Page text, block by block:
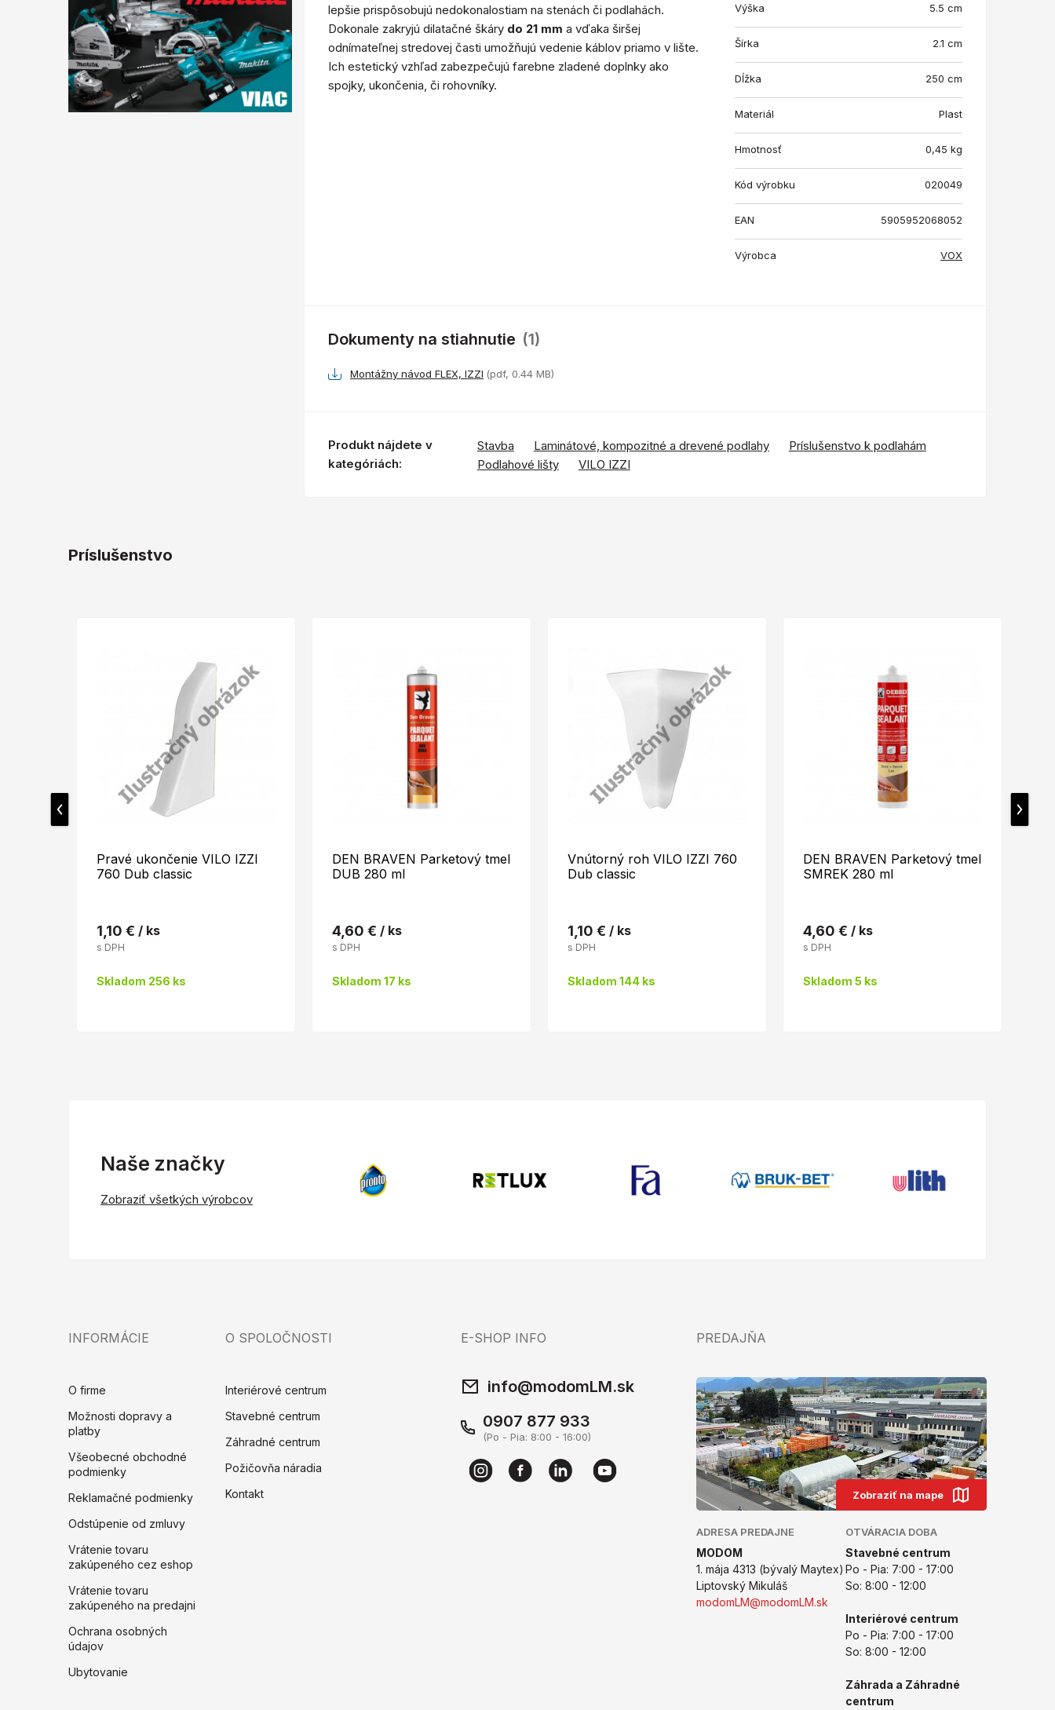
lepšie prispôsobujú nedokonalostiam na stenách či podlahách.
Dokonale zakryjú dilatačné škáry do 21 mm a vďaka širšej
odnímateľnej stredovej časti umožňujú vedenie káblov priamo v lište.
Ich estetický vzhľad zabezpečujú farebne zladené doplnky ako
spojky, ukončenia, či rohovníky.
Výška 5.5 cm
Šírka 2.1 cm
Dĺžka 250 cm
Materiál Plast
Hmotnosť 0,45 kg
Kód výrobku 020049
EAN 5905952068052
Výrobca VOX
Dokumenty na stiahnutie (1)
Montážny návod FLEX, IZZI (pdf, 0.44 MB)
Produkt nájdete v
kategóriách:
Stavba Laminátové, kompozitné a drevené podlahy
Príslušenstvo k podlahám
Podlahové lišty
VILO IZZI
Príslušenstvo
Pravé ukončenie VILO IZZI
760 Dub classic
1,10 € / ks
s DPH
Skladom 256 ks
DEN BRAVEN Parketový tmel
DUB 280 ml
4,60 € / ks
s DPH
Skladom 17 ks
Vnútorný roh VILO IZZI 760
Dub classic
1,10 € / ks
s DPH
Skladom 144 ks
DEN BRAVEN Parketový tmel
SMREK 280 ml
4,60 € / ks
s DPH
Skladom 5 ks
Naše značky
Zobraziť všetkých výrobcov
INFORMÁCIE
O firme
Možnosti dopravy a
platby
Všeobecné obchodné
podmienky
Reklamačné podmienky
Odstúpenie od zmluvy
Vrátenie tovaru
zakúpeného cez eshop
Vrátenie tovaru
zakúpeného na predajni
Ochrana osobných
údajov
Ubytovanie
O SPOLOČNOSTI
Interiérové centrum
Stavebné centrum
Záhradné centrum
Požičovňa náradia
Kontakt
E-SHOP INFO
info@modomLM.sk
0907 877 933
(Po - Pia: 8:00 - 16:00)
PREDAJŇA
Zobraziť na mape
ADRESA PREDAJNE
MODOM
1. mája 4313 (bývalý Maytex)
Liptovský Mikuláš
modomLM@modomLM.sk
OTVÁRACIA DOBA
Stavebné centrum
Po - Pia: 7:00 - 17:00
So: 8:00 - 12:00
Interiérové centrum
Po - Pia: 7:00 - 17:00
So: 8:00 - 12:00
Záhrada a Záhradné
centrum